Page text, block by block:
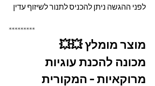
לפני ההגשה ניתן להכניס לתנור לשיזוף עדין
*********
מוצר מומלץ 💥💥
מכונה להכנת עוגיות
מרוקאיות - המקורית